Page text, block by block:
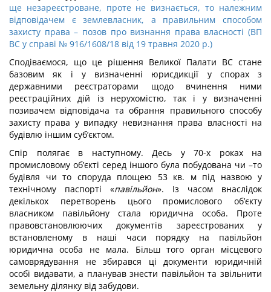
ще незареєстроване, проте не визнається, то належним
відповідачем є землевласник, а правильним способом
захисту права – позов про визнання права власності (ВП
ВС у справі № 916/1608/18 від 19 травня 2020 р.)
Сподіваємося, що це рішення Великої Палати ВС стане
базовим як і у визначенні юрисдикції у спорах з
державними реєстраторами щодо вчинення ними
реєстраційних дій із нерухомістю, так і у визначенні
позивачем відповідача та обрання правильного способу
захисту права у випадку невизнання права власності на
будівлю іншим суб’єктом.
Спір полягає в наступному. Десь у 70-х роках на
промисловому об’єкті серед іншого була побудована чи –то
будівля чи то споруда площею 53 кв. м під назвою у
технічному паспорті «павільйон». Із часом внаслідок
декількох перетворень цього промислового об’єкту
власником павільйону стала юридична особа. Проте
правовстановлюючих документів зареєстрованих у
встановленому в наші часи порядку на павільйон
юридична особа не мала. Більш того орган місцевого
самоврядування не збирався ці документи юридичній
особі видавати, а планував знести павільйон та звільнити
земельну ділянку від забудови.